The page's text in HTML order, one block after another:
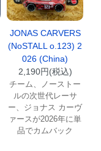
JONAS CARVERS
(NoSTALL o.123) 2
026 (China)
2,190円(税込)
チーム、ノーストー
ルの次世代レーサ
ー、ジョナス カーヴ
ァースが2026年に単
品でカムバック